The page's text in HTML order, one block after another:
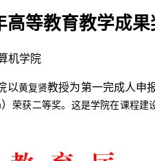
高等教育教学成果
机学院
以黄复贤教授为第一完成人申
）荣获二等奖。这是学院在课程建